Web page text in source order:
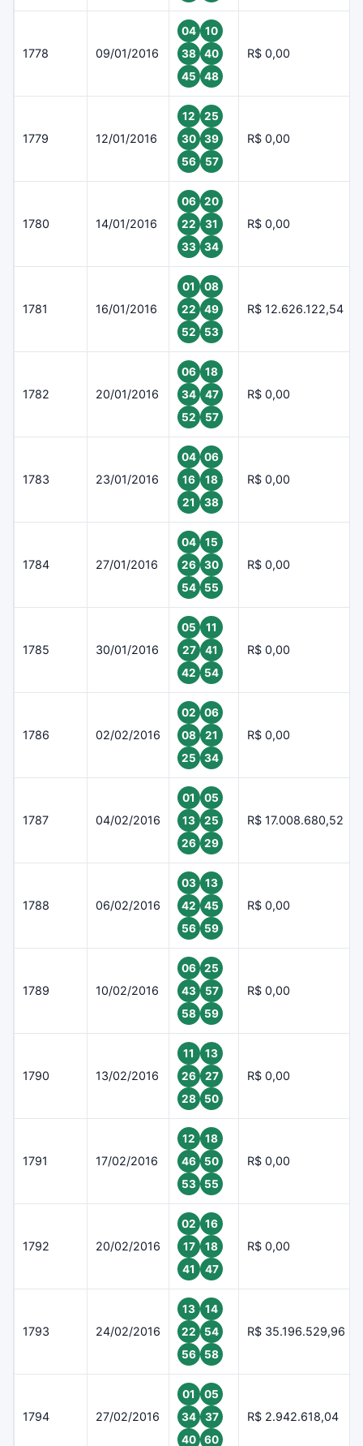
1778 09/01/2016
04
10
38
40
45
48
R$ 0,00
1779 12/01/2016
12
25
30
39
56
57
R$ 0,00
1780 14/01/2016
06
20
22
31
33
34
R$ 0,00
1781 16/01/2016
01
08
22
49
52
53
R$ 12.626.122,54
1782 20/01/2016
06
18
34
47
52
57
R$ 0,00
1783 23/01/2016
04
06
16
18
21
38
R$ 0,00
1784 27/01/2016
04
15
26
30
54
55
R$ 0,00
1785 30/01/2016
05
11
27
41
42
54
R$ 0,00
1786 02/02/2016
02
06
08
21
25
34
R$ 0,00
1787 04/02/2016
01
05
13
25
26
29
R$ 17.008.680,52
1788 06/02/2016
03
13
42
45
56
59
R$ 0,00
1789 10/02/2016
06
25
43
57
58
59
R$ 0,00
1790 13/02/2016
11
13
26
27
28
50
R$ 0,00
1791 17/02/2016
12
18
46
50
53
55
R$ 0,00
1792 20/02/2016
02
16
17
18
41
47
R$ 0,00
1793 24/02/2016
13
14
22
54
56
58
R$ 35.196.529,96
1794 27/02/2016
01
05
34
37
40
60
R$ 2.942.618,04